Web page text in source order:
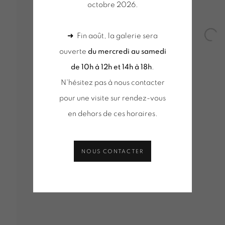
VUES D'INSTALLATION SÉLECTION D'OEUVRES
octobre 2026.
➜ Fin août, la galerie sera
ouverte du mercredi au samedi
de 10h à 12h et 14h à 18h.
N'hésitez pas à nous contacter
pour une visite sur rendez-vous
en dehors de ces horaires.
NOUS CONTACTER